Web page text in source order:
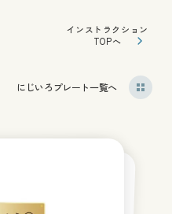
にじいろプレート一覧へ
インストラクション
TOPへ